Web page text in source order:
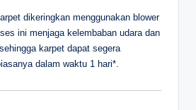
dikeringkan menggunakan blower
ini menjaga kelembaban udara dan
karpet dapat segera
dalam waktu 1 hari*.